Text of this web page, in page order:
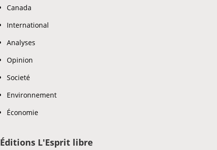
Canada
International
Analyses
Opinion
Societé
Environnement
Économie
Éditions L'Esprit libre